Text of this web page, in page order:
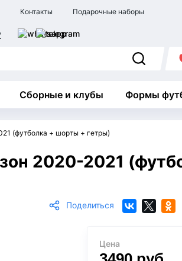
Контакты Подарочные наборы
Сборные и клубы Формы
(футболка + шорты + гетры)
2020-2021
Поделиться
Цена